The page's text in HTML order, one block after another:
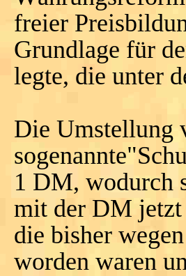
freier
Grundlage für
legte, die unter
Die Umstellung
1 DM, wodurch
mit der DM jetzt
die bisher
worden waren